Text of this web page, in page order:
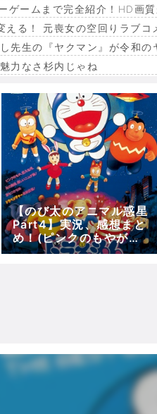
ゲームまで完全紹介！HD画
る！ 元喪女の空回りラブコ
先生の『ヤクマン』が令和
力なさ杉内じゃね
【のび太のアニマル惑星
Part4】実況、感想まと
め！(ピンクのもやが消
える前に～ニムゲの襲